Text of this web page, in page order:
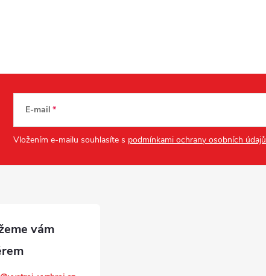
E-mail
Vložením e-mailu souhlasíte s podmínkami ochrany osobních údajů